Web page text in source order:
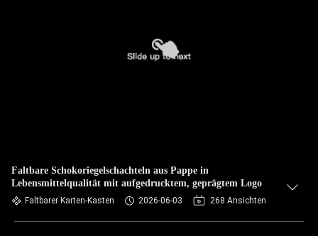
Faltbare Schokoriegelschachteln aus Pappe in
Lebensmittelqualität mit aufgedrucktem, geprägtem Logo
Faltbarer Karten-Kasten 2026-06-03 268 Ansichten